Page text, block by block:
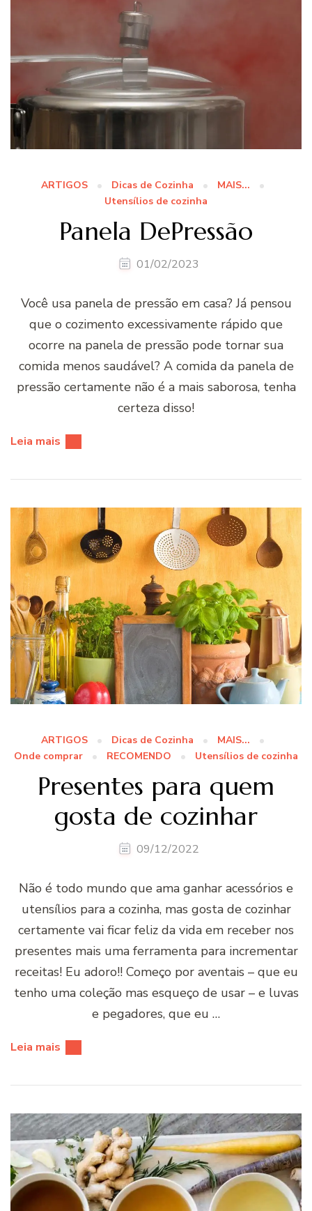
ARTIGOS Dicas de Cozinha
MAIS...
Utensílios de cozinha
Panela DePressão
01/02/2023
Você usa panela de pressão em casa? Já pensou
que o cozimento excessivamente rápido que
ocorre na panela de pressão pode tornar sua
comida menos saudável? A comida da panela de
pressão certamente não é a mais saborosa, tenha
certeza disso!
Leia mais
ARTIGOS Dicas de Cozinha
MAIS...
Onde comprar
RECOMENDO Utensílios de cozinha
Presentes para quem
gosta de cozinhar
09/12/2022
Não é todo mundo que ama ganhar acessórios e
utensílios para a cozinha, mas gosta de cozinhar
certamente vai ficar feliz da vida em receber nos
presentes mais uma ferramenta para incrementar
receitas! Eu adoro!! Começo por aventais – que eu
tenho uma coleção mas esqueço de usar – e luvas
e pegadores, que eu …
Leia mais